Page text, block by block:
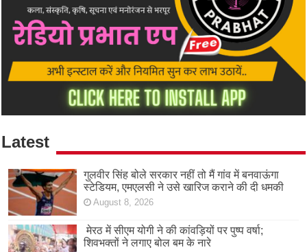
Latest
गुलवीर सिंह बोले सरकार नहीं तो मैं गांव में बनवाऊंगा
स्टेडियम, एमएलसी ने उसे खारिज कराने की दी धमकी
August 8, 2026
मेरठ में सीएम योगी ने की कांवड़ियों पर पुष्प वर्षा;
शिवभक्तों ने लगाए बोल बम के नारे